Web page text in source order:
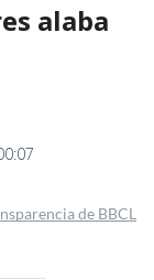
alaba
de BBCL